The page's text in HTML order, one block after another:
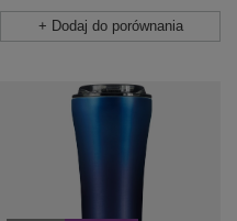
+ Dodaj do porównania